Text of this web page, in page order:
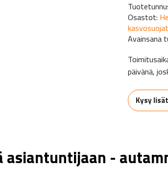
Osastot:
kasvosuojat
Avainsana
päivänä,
Kysy
asiantuntijaan -